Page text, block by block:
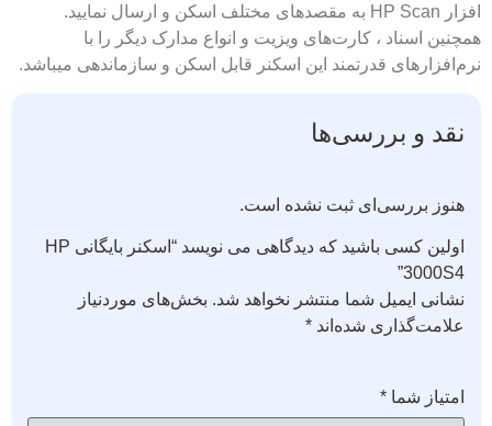
افزار HP Scan به مقصدهای مختلف اسکن و ارسال نمایید.
همچنین اسناد ، کارت‌های ویزیت و انواع مدارک دیگر را با
نرم‌افزارهای قدرتمند این اسکنر قابل اسکن و سازماندهی میباشد.
نقد و بررسی‌ها
هنوز بررسی‌ای ثبت نشده است.
اولین کسی باشید که دیدگاهی می نویسد “اسکنر بایگانی HP
3000S4”
نشانی ایمیل شما منتشر نخواهد شد. بخش‌های موردنیاز
علامت‌گذاری شده‌اند *
امتیاز شما *